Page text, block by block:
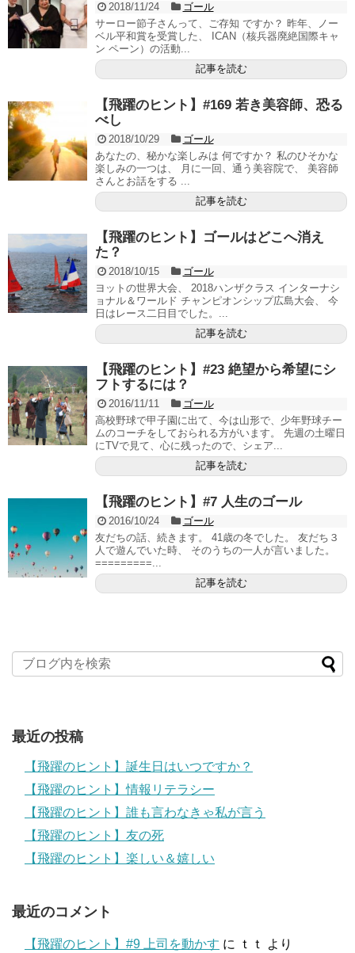
2018/11/24
ゴール
サーロー節子さんって、ご存知 ですか？ 昨年、ノー
ベル平和賞を受賞した、 ICAN（核兵器廃絶国際キャ
ン ペーン）の活動...
記事を読む
【飛躍のヒント】#169 若き美容師、恐る
べし
2018/10/29
ゴール
あなたの、秘かな楽しみは 何ですか？ 私のひそかな
楽しみの一つは、 月に一回、通う美容院で、 美容師
さんとお話をする ...
記事を読む
【飛躍のヒント】ゴールはどこへ消え
た？
2018/10/15
ゴール
ヨットの世界大会、 2018ハンザクラス インターナシ
ョナル＆ワールド チャンピオンシップ広島大会、 今
日はレース二日目でした。...
記事を読む
【飛躍のヒント】#23 絶望から希望にシ
フトするには？
2016/11/11
ゴール
高校野球で甲子園に出て、今は山形で、少年野球チー
ムのコーチをしておられる方がいます。 先週の土曜日
にTVで見て、心に残ったので、シェア...
記事を読む
【飛躍のヒント】#7 人生のゴール
2016/10/24
ゴール
友だちの話、続きます。 41歳の冬でした。 友だち３
人で遊んでいた時、 そのうちの一人が言いました。
=========...
記事を読む
最近の投稿
【飛躍のヒント】誕生日はいつですか？
【飛躍のヒント】情報リテラシー
【飛躍のヒント】誰も言わなきゃ私が言う
【飛躍のヒント】友の死
【飛躍のヒント】楽しい＆嬉しい
最近のコメント
【飛躍のヒント】#9 上司を動かす に ｔｔ より